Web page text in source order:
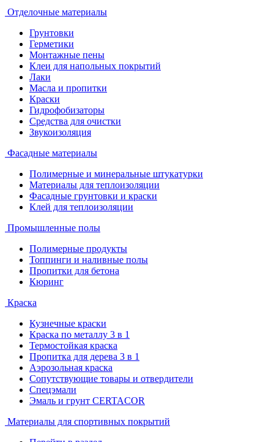
Отделочные материалы
Грунтовки
Герметики
Монтажные пены
Клеи для напольных покрытий
Лаки
Масла и пропитки
Краски
Гидрофобизаторы
Средства для очистки
Звукоизоляция
Фасадные материалы
Полимерные и минеральные штукатурки
Материалы для теплоизоляции
Фасадные грунтовки и краски
Клей для теплоизоляции
Промышленные полы
Полимерные продукты
Топпинги и наливные полы
Пропитки для бетона
Кюринг
Краска
Кузнечные краски
Краска по металлу 3 в 1
Термостойкая краска
Пропитка для дерева 3 в 1
Аэрозольная краска
Сопутствующие товары и отвердители
Спецэмали
Эмаль и грунт CERTACOR
Материалы для спортивных покрытий